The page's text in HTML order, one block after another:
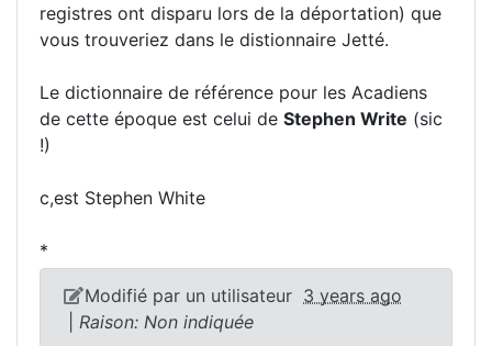
registres ont disparu lors de la déportation) que
vous trouveriez dans le distionnaire Jetté.
Le dictionnaire de référence pour les Acadiens
de cette époque est celui de Stephen Write (sic
!)
c,est Stephen White
*
Modifié par un utilisateur 3 years ago
Raison: Non indiquée